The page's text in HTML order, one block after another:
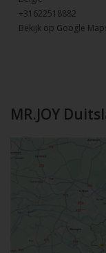
+31622518882
Bekijk op Google
MR.JOY